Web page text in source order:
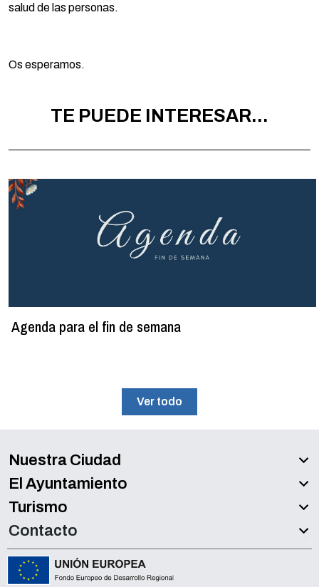
salud de las personas.
Os esperamos.
TE PUEDE INTERESAR...
Agenda para el fin de semana
Ver todo
Nuestra Ciudad
El Ayuntamiento
Turismo
Contacto